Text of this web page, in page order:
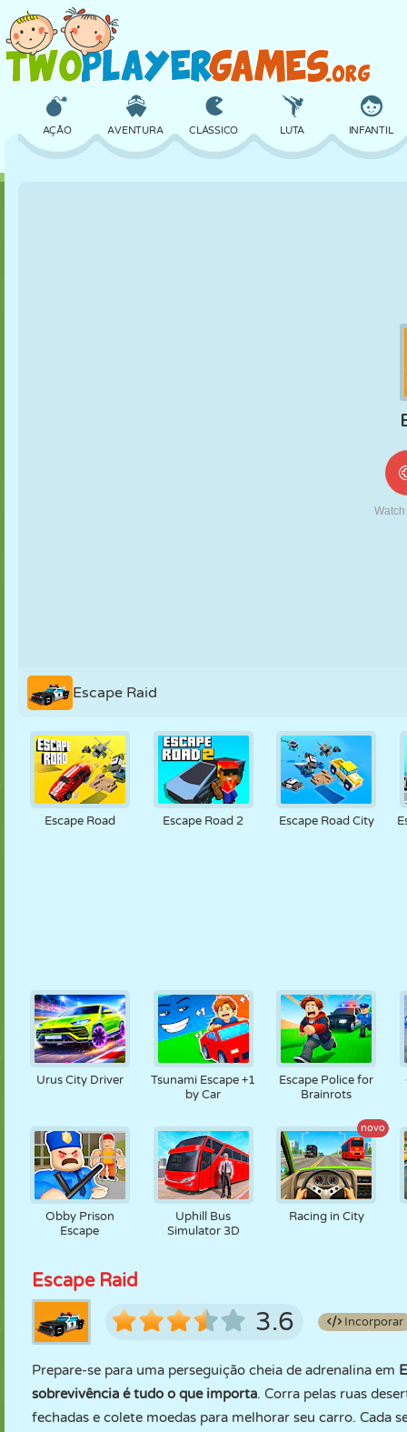
AÇÃO AVENTURA CLÁSSICO LUTA INFANTIL
VELHA
Escape Raid
Escape Road Escape Road 2 Escape Road City
Urus City Driver
Tsunami Escape +1
by Car
Escape Police for
Brainrots
Obby Prison
Escape
Uphill Bus
Simulator 3D
novo
Racing in City
Escape Raid
3.6 Incorporar
Prepare-se para uma perseguição cheia de adrenalina em
sobrevivência é tudo o que importa. Corra pelas ruas
fechadas e colete moedas para melhorar seu carro. Cada